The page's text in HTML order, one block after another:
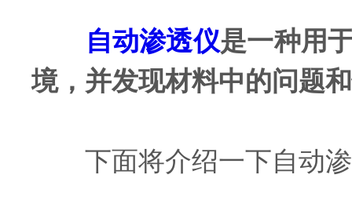
自动渗透仪是一种用
境，并发现材料中的问题
下面将介绍一下自动渗